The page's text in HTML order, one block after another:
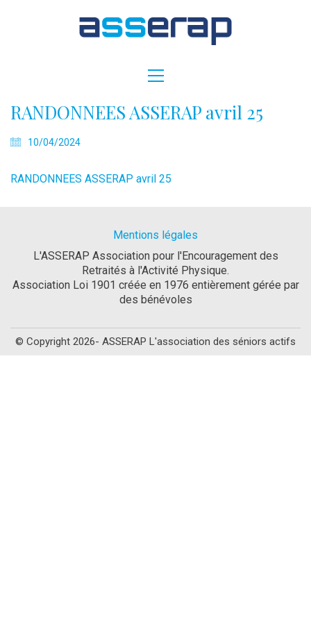
RANDONNEES ASSERAP avril 25
10/04/2024
RANDONNEES ASSERAP avril 25
Mentions légales
L'ASSERAP Association pour l'Encouragement des
Retraités à l'Activité Physique.
Association Loi 1901 créée en 1976 entièrement gérée par
des bénévoles
© Copyright 2026- ASSERAP L'association des séniors actifs